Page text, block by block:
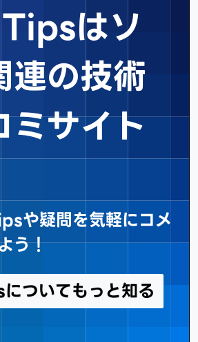
はソ
連の技術
ミサイト
や疑問を気軽にコメ
う！
ついてもっと知る